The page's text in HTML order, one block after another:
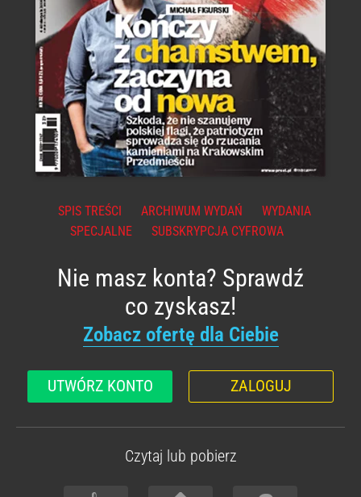
SPIS TREŚCI ARCHIWUM WYDAŃ
WYDANIA
SPECJALNE
SUBSKRYPCJA CYFROWA
Nie masz konta? Sprawdź
co zyskasz!
Zobacz ofertę dla Ciebie
UTWÓRZ KONTO ZALOGUJ
Czytaj lub pobierz